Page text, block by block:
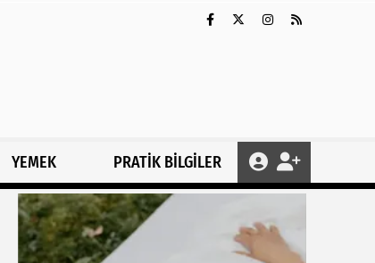
YEMEK PRATİK BİLGİLER